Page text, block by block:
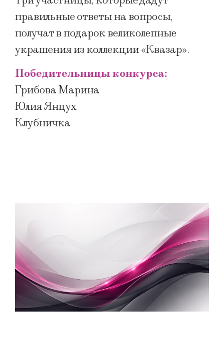
правильные ответы на вопросы,
получат в подарок великолепные
украшения из коллекции «Квазар».
Победительницы конкурса:
Грибова Марина
Юлия Янцух
Клубничка